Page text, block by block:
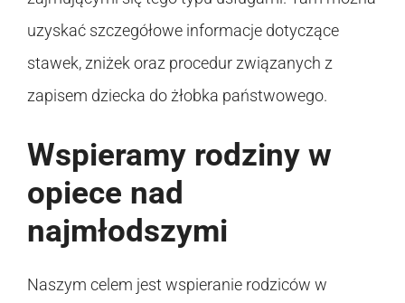
uzyskać szczegółowe informacje dotyczące
stawek, zniżek oraz procedur związanych z
zapisem dziecka do żłobka państwowego.
Wspieramy rodziny w
opiece nad
najmłodszymi
Naszym celem jest wspieranie rodziców w